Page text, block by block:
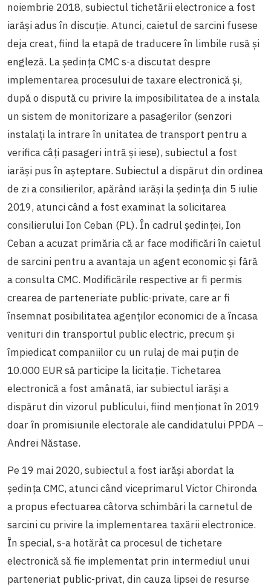
noiembrie 2018, subiectul tichetării electronice a fost
iarăși adus în discuție. Atunci, caietul de sarcini fusese
deja creat, fiind la etapă de traducere în limbile rusă și
engleză. La ședința CMC s-a discutat despre
implementarea procesului de taxare electronică și,
după o dispută cu privire la imposibilitatea de a instala
un sistem de monitorizare a pasagerilor (senzori
instalați la intrare în unitatea de transport pentru a
verifica câți pasageri intră și iese), subiectul a fost
iarăși pus în așteptare. Subiectul a dispărut din ordinea
de zi a consilierilor, apărând iarăși la ședința din 5 iulie
2019, atunci când a fost examinat la solicitarea
consilierului Ion Ceban (PL). În cadrul ședinței, Ion
Ceban a acuzat primăria că ar face modificări în caietul
de sarcini pentru a avantaja un agent economic și fără
a consulta CMC. Modificările respective ar fi permis
crearea de parteneriate public-private, care ar fi
însemnat posibilitatea agenților economici de a încasa
venituri din transportul public electric, precum și
împiedicat companiilor cu un rulaj de mai puțin de
10.000 EUR să participe la licitație. Tichetarea
electronică a fost amânată, iar subiectul iarăși a
dispărut din vizorul publicului, fiind menționat în 2019
doar în promisiunile electorale ale candidatului PPDA –
Andrei Năstase.
Pe 19 mai 2020, subiectul a fost iarăși abordat la
ședința CMC, atunci când viceprimarul Victor Chironda
a propus efectuarea câtorva schimbări la carnetul de
sarcini cu privire la implementarea taxării electronice.
În special, s-a hotărât ca procesul de tichetare
electronică să fie implementat prin intermediul unui
parteneriat public-privat, din cauza lipsei de resurse